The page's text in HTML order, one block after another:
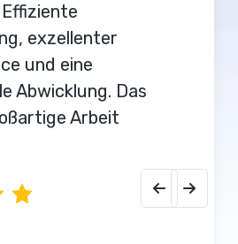
Effiziente
exzellenter
und eine
Abwicklung. Das
Arbeit